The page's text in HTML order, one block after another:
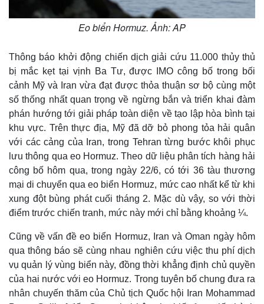
Eo biển Hormuz. Ảnh: AP
Thông báo khởi động chiến dịch giải cứu 11.000 thủy thủ
bị mắc kẹt tại vịnh Ba Tư, được IMO công bố trong bối
cảnh Mỹ và Iran vừa đạt được thỏa thuận sơ bộ cùng một
số thống nhất quan trọng về ngừng bắn và triển khai đàm
phán hướng tới giải pháp toàn diện về tạo lập hòa bình tại
khu vực. Trên thực địa, Mỹ đã dỡ bỏ phong tỏa hải quân
với các cảng của Iran, trong Tehran từng bước khôi phục
lưu thông qua eo Hormuz. Theo dữ liệu phân tích hàng hải
công bố hôm qua, trong ngày 22/6, có tới 36 tàu thương
mại di chuyển qua eo biển Hormuz, mức cao nhất kể từ khi
xung đột bùng phát cuối tháng 2. Mặc dù vậy, so với thời
điểm trước chiến tranh, mức này mới chỉ bằng khoảng ¼.
Cũng về vấn đề eo biển Hormuz, Iran và Oman ngày hôm
qua thông báo sẽ cùng nhau nghiên cứu việc thu phí dịch
vụ quản lý vùng biển này, đồng thời khẳng định chủ quyền
của hai nước với eo Hormuz. Trong tuyên bố chung đưa ra
nhân chuyến thăm của Chủ tịch Quốc hội Iran Mohammad